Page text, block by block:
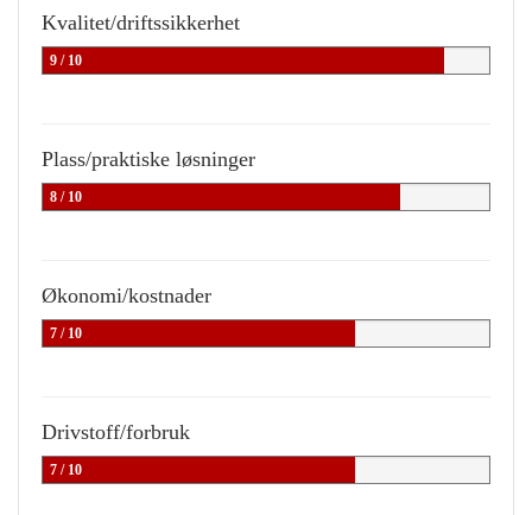
Kvalitet/driftssikkerhet
9 / 10
Plass/praktiske løsninger
8 / 10
Økonomi/kostnader
7 / 10
Drivstoff/forbruk
7 / 10